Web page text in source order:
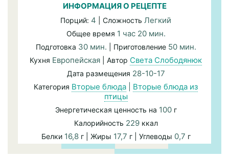
ИНФОРМАЦИЯ О РЕЦЕПТЕ
Порций: 4 | Сложность Легкий
Общее время 1 час 20 мин.
Подготовка 30 мин. | Приготовление 50 мин.
Кухня Европейская | Автор Света Слободянюк
Дата размещения 28-10-17
Категория Вторые блюда
Вторые блюда из
птицы
Энергетическая ценность на 100г
Калорийность 229ккал
Белки 16,8г | Жиры 17,7 г | Углеводы 0,7 г